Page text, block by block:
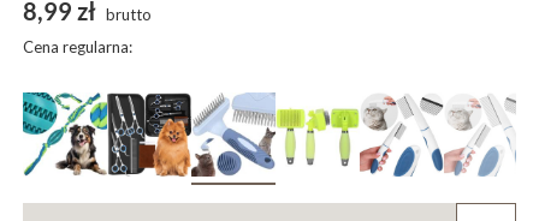
8,99 zł brutto
Cena regularna: